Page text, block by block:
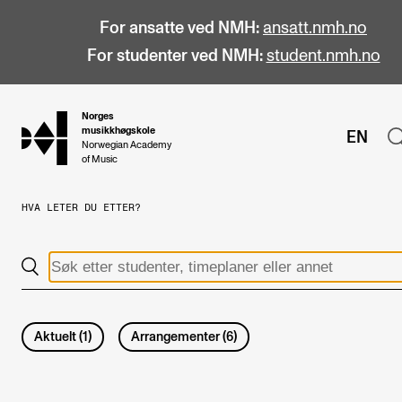
For ansatte ved NMH: ansatt.nmh.no
For studenter ved NMH: student.nmh.no
hjem
Norges
musikkhøgskole
Norwegian Academy
of Music
EN
Alle studier
Master
HVA LETER DU ETTER?
Aktuelt (1 ) Arrangementer(6)